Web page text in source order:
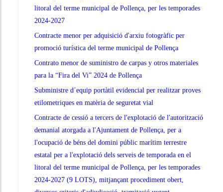
litoral del terme municipal de Pollença, per les temporades
2024-2027
Contracte menor per adquisició d'arxiu fotogràfic per
promoció turística del terme municipal de Pollença
Contrato menor de suministro de carpas y otros materiales
para la “Fira del Vi” 2024 de Pollença
Subministre d´equip portàtil evidencial per realitzar proves
etilometriques en matèria de seguretat vial
Contracte de cessió a tercers de l'explotació de l'autorització
demanial atorgada a l'Ajuntament de Pollença, per a
l'ocupació de béns del domini públic marítim terrestre
estatal per a l'explotació dels serveis de temporada en el
litoral del terme municipal de Pollença, per les temporades
2024-2027 (9 LOTS), mitjançant procediment obert,